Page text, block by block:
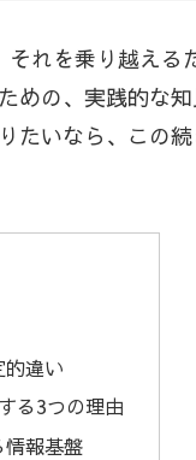
れを乗り越える
めの、実践的な
たいなら、この
的違い
る3つの理由
情報基盤